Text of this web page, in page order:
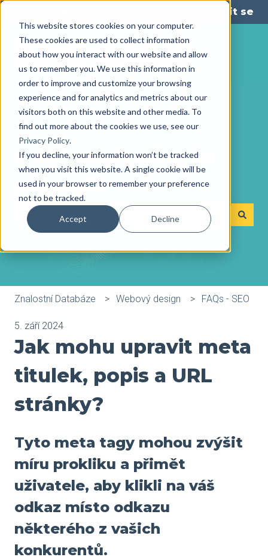
This website stores cookies on your computer.
These cookies are used to collect information
about how you interact with our website and allow
us to remember you. We use this information in
order to improve and customize your browsing
experience and for analytics and metrics about our
visitors both on this website and other media. To
find out more about the cookies we use, see our
Privacy Policy.
If you decline, your information won’t be tracked
when you visit this website. A single cookie will be
used in your browser to remember your preference
not to be tracked.
Accept Decline
Zobrazit podnabídku pro překlady
Přihlásit se
S čím vám můžeme
pomoct?
K dispozici nejsou žádné návrhy, protože pole hledání
Znalostní Databáze Webový design FAQs - SEO
5. září 2024
Jak mohu upravit meta
titulek, popis a URL
stránky?
Tyto meta tagy mohou zvýšit
míru prokliku a přimět
uživatele, aby klikli na váš
odkaz místo odkazu
některého z vašich
konkurentů.